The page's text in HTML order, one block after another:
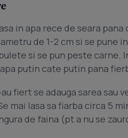
in apa rece de seara
de 1-2 cm si se pune
si se pun peste carne.
putin cate putin pana
fiert se adauga sarea sau
mai lasa sa fiarba circa 5
de faina (pt a nu se